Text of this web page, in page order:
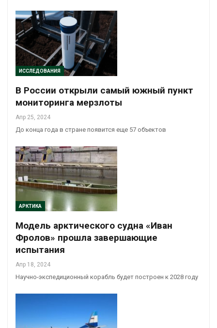
ИССЛЕДОВАНИЯ
В России открыли самый южный пункт
мониторинга мерзлоты
Апр 25, 2024
До конца года в стране появится еще 57 объектов
АРКТИКА
Модель арктического судна «Иван
Фролов» прошла завершающие
испытания
Апр 18, 2024
Научно-экспедиционный корабль будет построен к 2028 году